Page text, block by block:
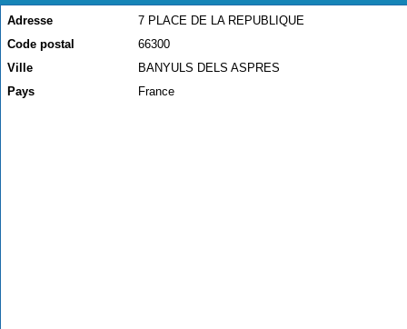
Adresse
7 PLACE DE LA REPUBLIQUE
Code postal
66300
Ville
BANYULS DELS ASPRES
Pays
France